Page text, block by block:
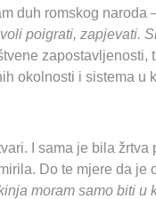
duh romskog naroda
poigrati, zapjevati.
zapostavljenosti,
okolnosti i sistema u
I sama je bila
Do te mjere da je
moram samo biti u